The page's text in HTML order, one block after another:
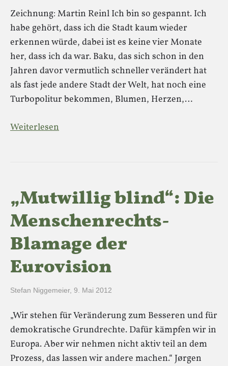
Zeichnung: Martin Reinl Ich bin so gespannt. Ich
habe gehört, dass ich die Stadt kaum wieder
erkennen würde, dabei ist es keine vier Monate
her, dass ich da war. Baku, das sich schon in den
Jahren davor vermutlich schneller verändert hat
als fast jede andere Stadt der Welt, hat noch eine
Turbopolitur bekommen, Blumen, Herzen,…
Weiterlesen
„Mutwillig blind“: Die
Menschenrechts-
Blamage der
Eurovision
Stefan Niggemeier, 9. Mai 2012
„Wir stehen für Veränderung zum Besseren und für
demokratische Grundrechte. Dafür kämpfen wir in
Europa. Aber wir nehmen nicht aktiv teil an dem
Prozess, das lassen wir andere machen.“ Jørgen